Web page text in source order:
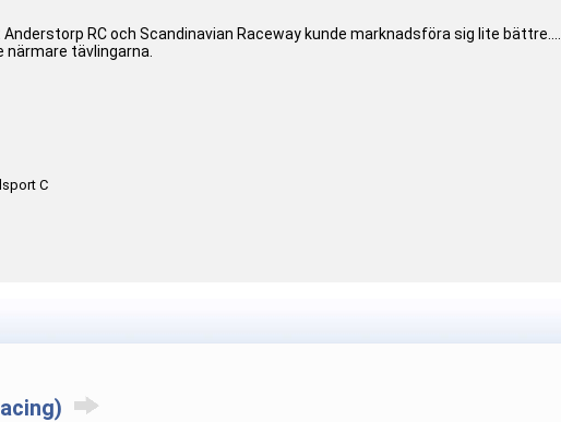
RC och Scandinavian Raceway kunde marknadsföra sig lite
närmare tävlingarna.
C